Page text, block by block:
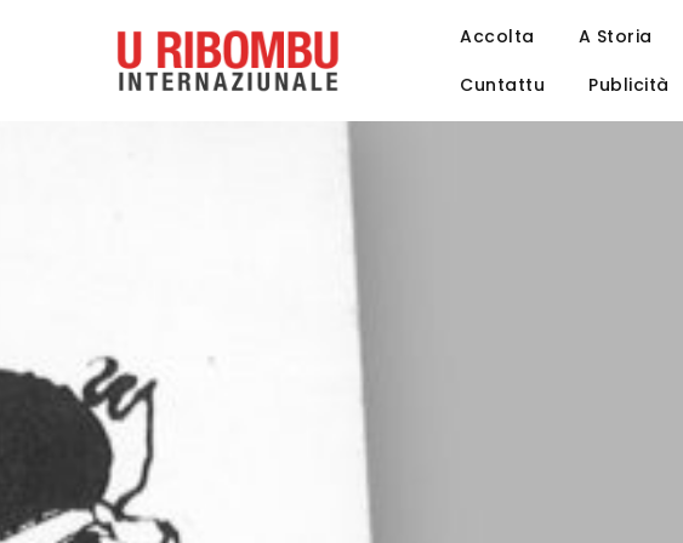
Accolta A Storia
Cuntattu
Publicità